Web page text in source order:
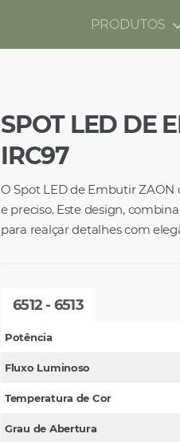
PRODUTOS
SPOT LED DE
IRC97
O Spot LED de Embutir
e preciso. Este design,
para realçar detalhes com
6512 - 6513
Potência
Fluxo Luminoso
Temperatura de Cor
Grau de Abertura